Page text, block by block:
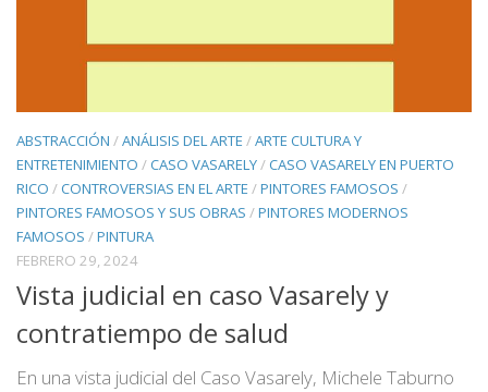
ABSTRACCIÓN /ANÁLISIS DEL ARTE /ARTE CULTURA Y
ENTRETENIMIENTO /CASO VASARELY/CASO VASARELY EN PUERTO
RICO /CONTROVERSIAS EN EL ARTE /PINTORES FAMOSOS /
PINTORES FAMOSOS Y SUS OBRAS /PINTORES MODERNOS
FAMOSOS /PINTURA
FEBRERO 29, 2024
Vista judicial en caso Vasarely y
contratiempo de salud
En una vista judicial del Caso Vasarely, Michele Taburno